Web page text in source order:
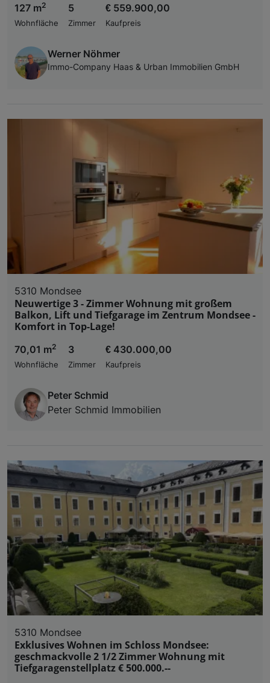
127 m2
Wohnfläche
5
Zimmer
€ 559.900,00
Kaufpreis
Werner Nöhmer
Immo-Company Haas & Urban Immobilien GmbH
5310 Mondsee
Neuwertige 3 - Zimmer Wohnung mit großem
Balkon, Lift und Tiefgarage im Zentrum Mondsee -
Komfort in Top-Lage!
70,01 m2
Wohnfläche
3
Zimmer
€ 430.000,00
Kaufpreis
Peter Schmid
Peter Schmid Immobilien
5310 Mondsee
Exklusives Wohnen im Schloss Mondsee:
geschmackvolle 2 1/2 Zimmer Wohnung mit
Tiefgaragenstellplatz € 500.000.--